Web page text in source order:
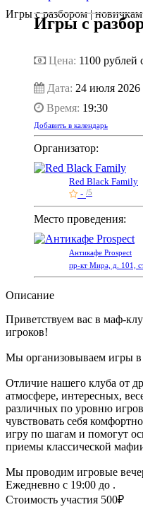
Игры с разбором | новичкам
Игры с
Цена: 1100 рублей
Дата: 24 июля 2026
Время: 19:30
Добавить в календарь
Организатор:
Red Black Family
- /5
Место проведения:
Антикафе Prospect
пр-кт Мира, д. 101,
Описание
Приветствуем вас в маф-
игроков!
Мы организовываем игры
Отличие нашего клуба от
атмосфере, интересных,
различных по уровню
чувствовать себя
игру по шагам и помогут
приемы классической
Мы проводим игровые
Ежедневно с 19:00 до .
Стоимость участия 500₽